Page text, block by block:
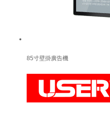
85寸壁掛廣告機